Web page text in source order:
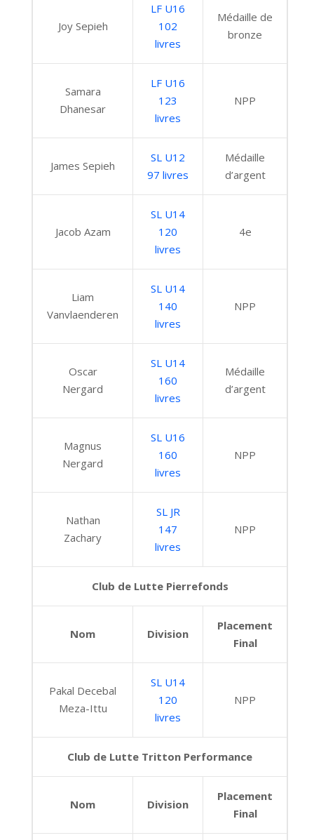
Joy Sepieh
LF U16
102
livres
Médaille de
bronze
Samara
Dhanesar
LF U16
123
livres
NPP
James Sepieh
SL U12
97 livres
Médaille
d’argent
Jacob Azam
SL U14
120
livres
4e
Liam
Vanvlaenderen
SL U14
140
livres
NPP
Oscar
Nergard
SL U14
160
livres
Médaille
d’argent
Magnus
Nergard
SL U16
160
livres
NPP
Nathan
Zachary
SL JR
147
livres
NPP
Club de Lutte Pierrefonds
Nom Division
Placement
Final
Pakal Decebal
Meza-Ittu
SL U14
120
livres
NPP
Club de Lutte Tritton Performance
Nom Division
Placement
Final